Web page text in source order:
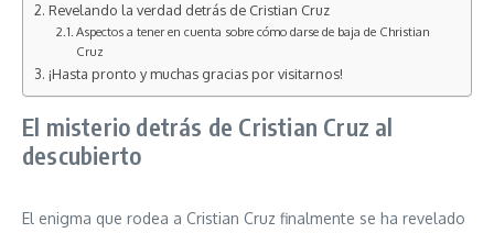
Revelando la verdad detrás de Cristian Cruz
Aspectos a tener en cuenta sobre cómo darse de baja de Christian
Cruz
¡Hasta pronto y muchas gracias por visitarnos!
El misterio detrás de Cristian Cruz al
descubierto
El enigma que rodea a Cristian Cruz finalmente se ha revelado